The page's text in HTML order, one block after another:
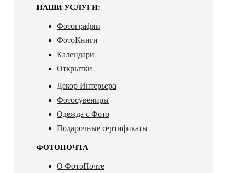
НАШИ УСЛУГИ:
Фотографии
ФотоКниги
Календари
Открытки
Декор Интерьера
Фотосувениры
Одежда с Фото
Подарочные сертификаты
ФОТОПОЧТА
О ФотоПочте